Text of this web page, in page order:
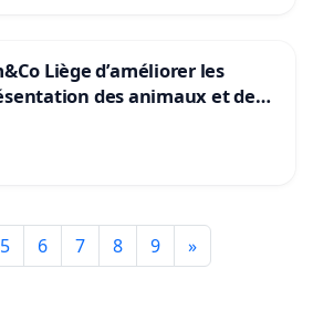
Liège d’améliorer les
des animaux et de
d’animaux en magasin
5 6 7 8 9 »